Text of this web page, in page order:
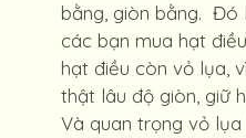
bằng, giòn bằng. Đó
các bạn mua hạt
hạt điều còn vỏ lụa,
thật lâu độ giòn, giữ
Và quan trọng vỏ